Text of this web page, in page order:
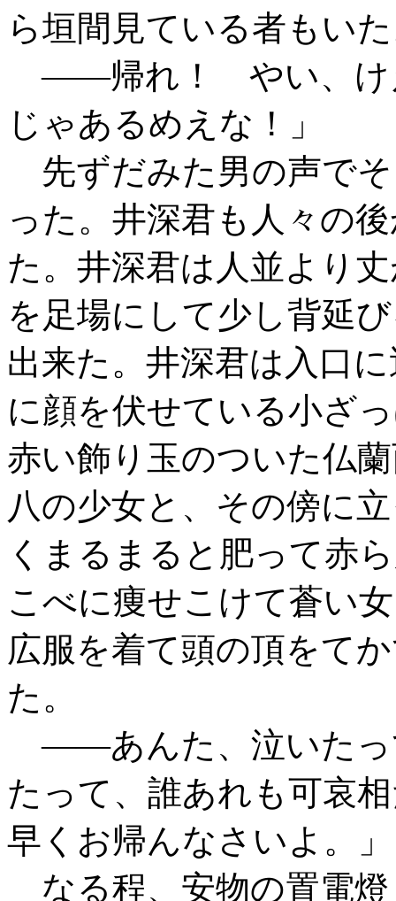
ら垣間見ている者もい
――帰れ！ やい、け
じゃあるめえな！」
先ずだみた男の声で
った。井深君も人々の
た。井深君は人並より
を足場にして少し背延
出来た。井深君は入口
に顔を伏せている小ざ
赤い飾り玉のついた仏
八の少女と、その傍に
くまるまると肥って赤
こべに痩せこけて蒼い
広服を着て頭の頂をて
た。
――あんた、泣いたっ
たって、誰あれも可哀
早くお帰んなさいよ。
なる程、安物の置電